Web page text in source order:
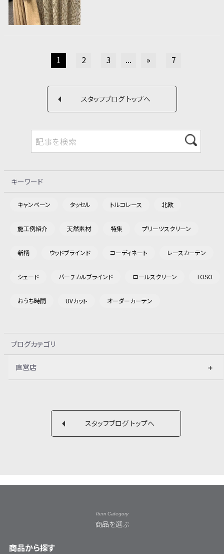
1 2 3 ... » 7
スタッフブログ トップへ
キーワード
キャンペーン タッセル トルコレース 北欧
施工例紹介 天然素材 特集 プリーツスクリーン
新柄 ウッドブラインド コーディネート レースカーテン
シェード バーチカルブラインド ロールスクリーン TOSO
おうち時間 UVカット オーダーカーテン
ブログカテゴリ
直営店
スタッフブログ トップへ
Item Category
商品を選ぶ
商品から探す